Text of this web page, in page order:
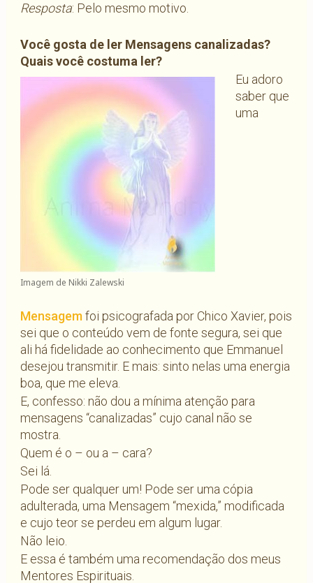
Resposta: Pelo mesmo motivo.
Você gosta de ler Mensagens canalizadas?
Quais você costuma ler?
Imagem de Nikki Zalewski
Eu adoro
saber que
uma
Mensagemfoi psicografada por Chico Xavier, pois
sei que o conteúdo vem de fonte segura, sei que
ali há fidelidade ao conhecimento que Emmanuel
desejou transmitir. E mais: sinto nelas uma energia
boa, que me eleva.
E, confesso: não dou a mínima atenção para
mensagens “canalizadas” cujo canal não se
mostra.
Quem é o – ou a – cara?
Sei lá.
Pode ser qualquer um! Pode ser uma cópia
adulterada, uma Mensagem “mexida,” modificada
e cujo teor se perdeu em algum lugar.
Não leio.
E essa é também uma recomendação dos meus
Mentores Espirituais.